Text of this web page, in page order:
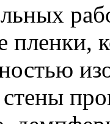
пленки,
стены